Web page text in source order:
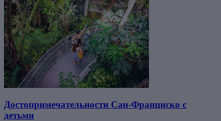
Достопримечательности Сан-Франциско с
детьми